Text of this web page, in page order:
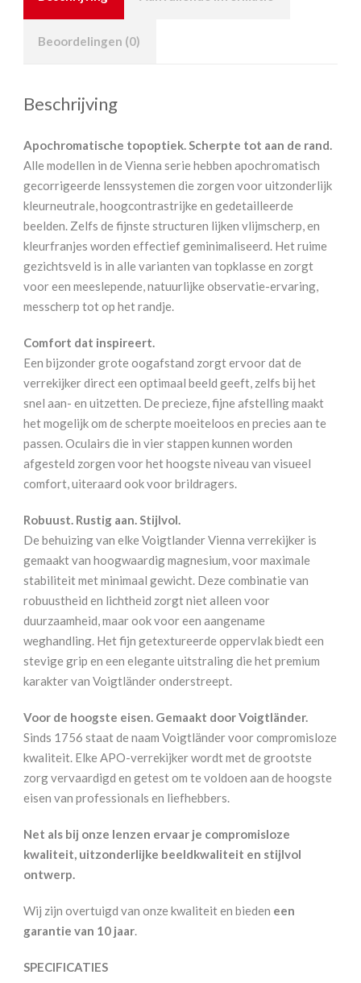
Beoordelingen (0)
Beschrijving
Apochromatische topoptiek. Scherpte tot aan de rand.
Alle modellen in de Vienna serie hebben apochromatisch
gecorrigeerde lenssystemen die zorgen voor uitzonderlijk
kleurneutrale, hoogcontrastrijke en gedetailleerde
beelden. Zelfs de fijnste structuren lijken vlijmscherp, en
kleurfranjes worden effectief geminimaliseerd. Het ruime
gezichtsveld is in alle varianten van topklasse en zorgt
voor een meeslepende, natuurlijke observatie-ervaring,
messcherp tot op het randje.
Comfort dat inspireert.
Een bijzonder grote oogafstand zorgt ervoor dat de
verrekijker direct een optimaal beeld geeft, zelfs bij het
snel aan- en uitzetten. De precieze, fijne afstelling maakt
het mogelijk om de scherpte moeiteloos en precies aan te
passen. Oculairs die in vier stappen kunnen worden
afgesteld zorgen voor het hoogste niveau van visueel
comfort, uiteraard ook voor brildragers.
Robuust. Rustig aan. Stijlvol.
De behuizing van elke Voigtlander Vienna verrekijker is
gemaakt van hoogwaardig magnesium, voor maximale
stabiliteit met minimaal gewicht. Deze combinatie van
robuustheid en lichtheid zorgt niet alleen voor
duurzaamheid, maar ook voor een aangename
weghandling. Het fijn getextureerde oppervlak biedt een
stevige grip en een elegante uitstraling die het premium
karakter van Voigtländer onderstreept.
Voor de hoogste eisen. Gemaakt door Voigtländer.
Sinds 1756 staat de naam Voigtländer voor compromisloze
kwaliteit. Elke APO-verrekijker wordt met de grootste
zorg vervaardigd en getest om te voldoen aan de hoogste
eisen van professionals en liefhebbers.
Net als bij onze lenzen ervaar je compromisloze
kwaliteit, uitzonderlijke beeldkwaliteit en stijlvol
ontwerp.
Wij zijn overtuigd van onze kwaliteit en bieden een
garantie van 10 jaar.
SPECIFICATIES